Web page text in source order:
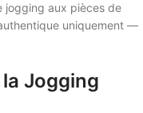
jogging aux pièces de
uniquement —
Jogging